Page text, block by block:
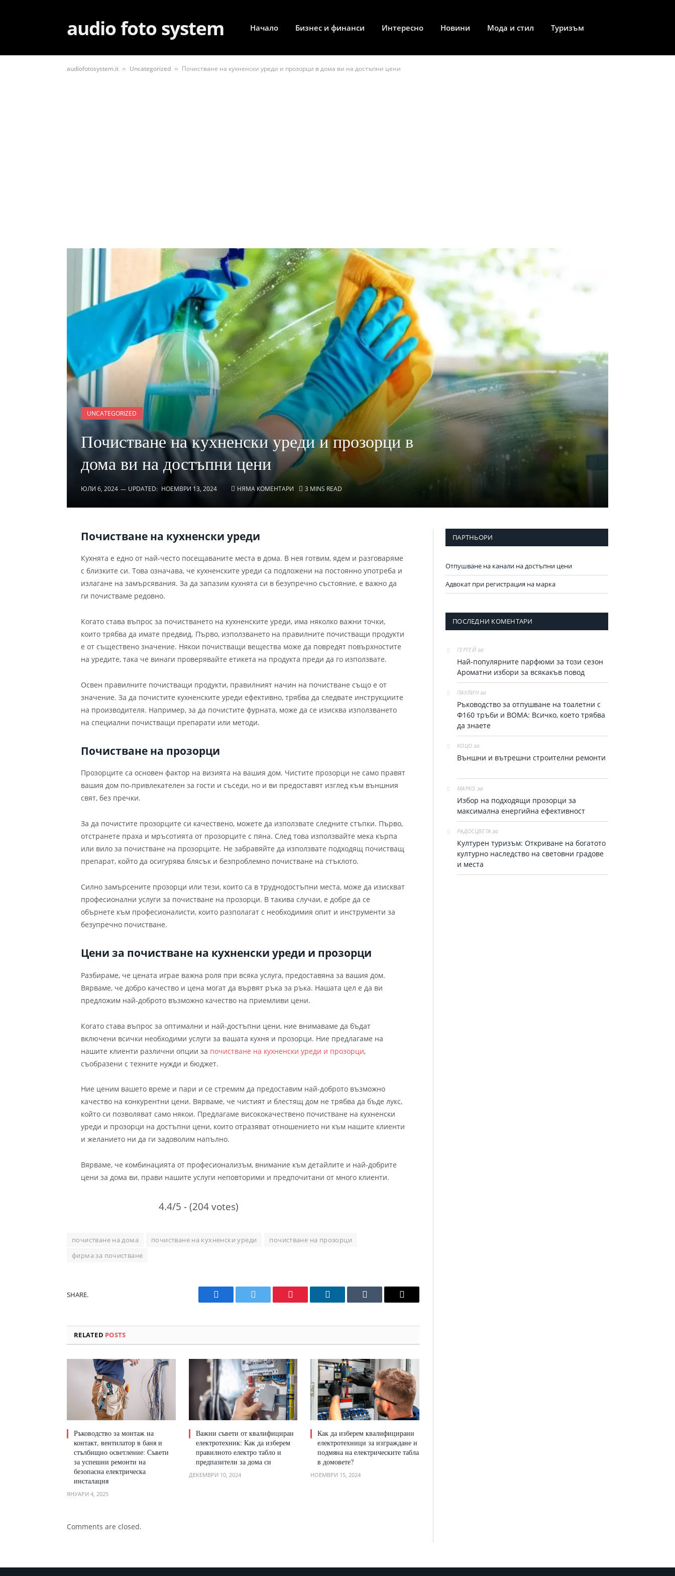
audio foto system Начало Бизнес и финанси Интересно Новини Мода и стил Туризъм
audiofotosystem.it » Uncategorized » Почистване на кухненски уреди и прозорци в дома ви на достъпни цени
UNCATEGORIZED
Почистване на кухненски уреди и прозорци в
дома ви на достъпни цени
ЮЛИ 6, 2024 UPDATED: НОЕМВРИ 13, 2024 НЯМА КОМЕНТАРИ 3 MINS READ
Почистване на кухненски уреди
Кухнята е едно от най-често посещаваните места в дома. В нея готвим, ядем и разговаряме
с близките си. Това означава, че кухненските уреди са подложени на постоянно употреба и
излагане на замърсявания. За да запазим кухнята си в безупречно състояние, е важно да
ги почистваме редовно.
Когато става въпрос за почистването на кухненските уреди, има няколко важни точки,
които трябва да имате предвид. Първо, използването на правилните почистващи продукти
е от съществено значение. Някои почистващи вещества може да повредят повърхностите
на уредите, така че винаги проверявайте етикета на продукта преди да го използвате.
Освен правилните почистващи продукти, правилният начин на почистване също е от
значение. За да почистите кухненските уреди ефективно, трябва да следвате инструкциите
на производителя. Например, за да почистите фурната, може да се изисква използването
на специални почистващи препарати или методи.
Почистване на прозорци
Прозорците са основен фактор на визията на вашия дом. Чистите прозорци не само правят
вашия дом по-привлекателен за гости и съседи, но и ви предоставят изглед към външния
свят, без пречки.
За да почистите прозорците си качествено, можете да използвате следните стъпки. Първо,
отстранете праха и мръсотията от прозорците с пяна. След това използвайте мека кърпа
или вило за почистване на прозорците. Не забравяйте да използвате подходящ почистващ
препарат, който да осигурява блясък и безпроблемно почистване на стъклото.
Силно замърсените прозорци или тези, които са в труднодостъпни места, може да изискват
професионални услуги за почистване на прозорци. В такива случаи, е добре да се
обърнете към професионалисти, които разполагат с необходимия опит и инструменти за
безупречно почистване.
Цени за почистване на кухненски уреди и прозорци
Разбираме, че цената играе важна роля при всяка услуга, предоставяна за вашия дом.
Вярваме, че добро качество и цена могат да вървят ръка за ръка. Нашата цел е да ви
предложим най-доброто възможно качество на приемливи цени.
Когато става въпрос за оптимални и най-достъпни цени, ние внимаваме да бъдат
включени всички необходими услуги за вашата кухня и прозорци. Ние предлагаме на
нашите клиенти различни опции за почистване на кухненски уреди и прозорци,
съобразени с техните нужди и бюджет.
Ние ценим вашето време и пари и се стремим да предоставим най-доброто възможно
качество на конкурентни цени. Вярваме, че чистият и блестящ дом не трябва да бъде лукс,
който си позволяват само някои. Предлагаме висококачествено почистване на кухненски
уреди и прозорци на достъпни цени, които отразяват отношението ни към нашите клиенти
и желанието ни да ги задоволим напълно.
Вярваме, че комбинацията от професионализъм, внимание към детайлите и най-добрите
цени за дома ви, прави нашите услуги неповторими и предпочитани от много клиенти.
4.4/5 - (204 votes)
почистване на дома почистване на кухненски уреди
почистване на прозорци
фирма за почистване
SHARE.
Facebook Twitter Pinterest LinkedIn Tumblr Email
RELATED POSTS
Ръководство за монтаж на
контакт, вентилатор в баня и
стълбищно осветление: Съвети
за успешни ремонти на
безопасна електрическа
инсталация
ЯНУАРИ 4, 2025
Важни съвети от квалифициран
електротехник: Как да изберем
правилното електро табло и
предпазители за дома си
ДЕКЕМВРИ 10, 2024
Как да изберем квалифицирани
електротехници за изграждане и
подмяна на електрическите табла
в домовете?
НОЕМВРИ 15, 2024
Comments are closed.
ПАРТНЬОРИ
Отпушване на канали на достъпни цени
Адвокат при регистрация на марка
ПОСЛЕДНИ КОМЕНТАРИ
ГЕРГЕЙза
Най-популярните парфюми за тoзи сезон
Ароматни избори за всякакъв повод
ПАУЛИНза
Ръководство за отпушване на тоалетни с
Ф160 тръби и ВОМА: Всичко, което трябва
да знаете
КОЦО за
Външни и вътрешни строителни ремонти
МАРКО за
Избор на подходящи прозорци за
максимална енергийна ефективност
РАДОСЦВЕТА за
Културен туризъм: Откриване на богатото
културно наследство на световни градове
и места